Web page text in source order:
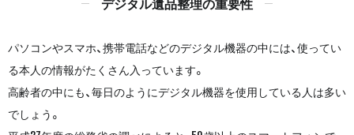
パソコンやスマホ、携帯電話などのデジタル機器の中には、使ってい
る本人の情報がたくさん入っています。
高齢者の中にも、毎日のようにデジタル機器を使用している人は多い
でしょう。